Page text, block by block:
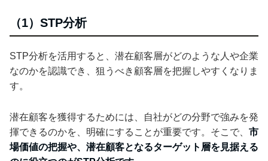
（1）STP分析
STP分析を活用すると、潜在顧客層がどのような人や企業
なのかを認識でき、狙うべき顧客層を把握しやすくなりま
す。
潜在顧客を獲得するためには、自社がどの分野で強みを発
揮できるのかを、明確にすることが重要です。そこで、 市
場価値の把握や、潜在顧客となるターゲット層を見据える